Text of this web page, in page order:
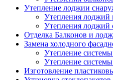
Утепление лоджии
Утепления лоджий
Утепления лоджий
Отделка Балконов и
Замена холодного
Утепление
Утепление
Изготовление